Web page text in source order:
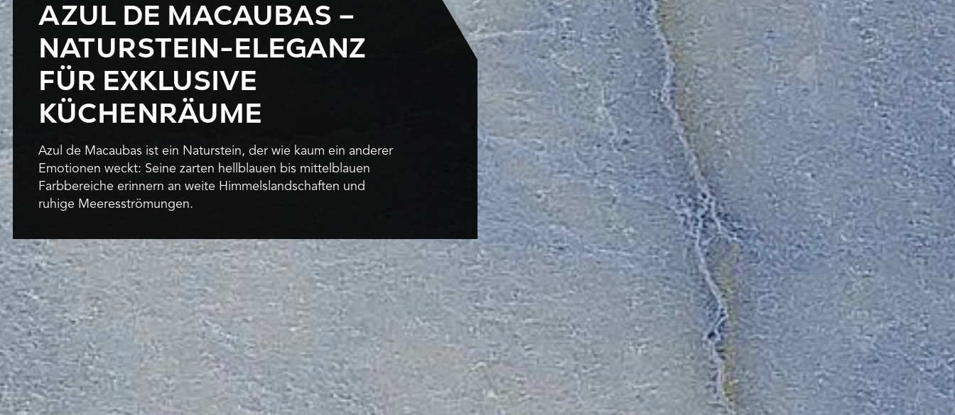
AZUL DE MACAUBAS –
NATURSTEIN-ELEGANZ
FÜR EXKLUSIVE
KÜCHENRÄUME
Azul de Macaubas ist ein Naturstein, der wie kaum ein anderer
Emotionen weckt: Seine zarten hellblauen bis mittelblauen
Farbbereiche erinnern an weite Himmelslandschaften und
ruhige Meeresströmungen.